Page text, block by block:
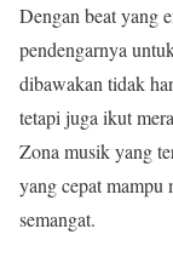
Dengan beat yang
pendengarnya
dibawakan tidak
tetapi juga ikut
Zona musik yang
yang cepat mampu
semangat.